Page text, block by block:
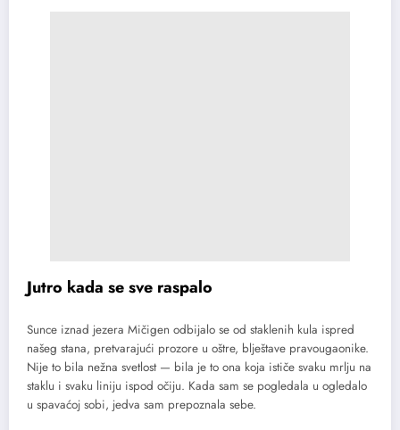
Jutro kada se sve raspalo
Sunce iznad jezera Mičigen odbijalo se od staklenih kula ispred
našeg stana, pretvarajući prozore u oštre, blještave pravougaonike.
Nije to bila nežna svetlost — bila je to ona koja ističe svaku mrlju na
staklu i svaku liniju ispod očiju. Kada sam se pogledala u ogledalo
u spavaćoj sobi, jedva sam prepoznala sebe.